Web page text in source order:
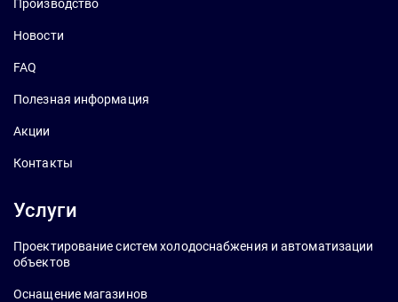
Производство
Новости
FAQ
Полезная информация
Акции
Контакты
Услуги
Проектирование систем холодоснабжения и автоматизации
объектов
Оснащение магазинов